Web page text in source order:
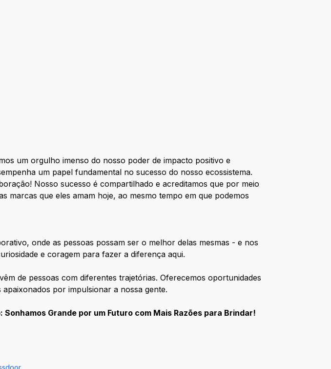
um orgulho imenso do nosso poder de impacto positivo e
um papel fundamental no sucesso do nosso ecossistema.
Nosso sucesso é compartilhado e acreditamos que por meio
marcas que eles amam hoje, ao mesmo tempo em que podemos
onde as pessoas possam ser o melhor delas mesmas - e nos
e coragem para fazer a diferença aqui.
de pessoas com diferentes trajetórias. Oferecemos oportunidades
por impulsionar a nossa gente.
Grande por um Futuro com Mais Razões para Brindar!